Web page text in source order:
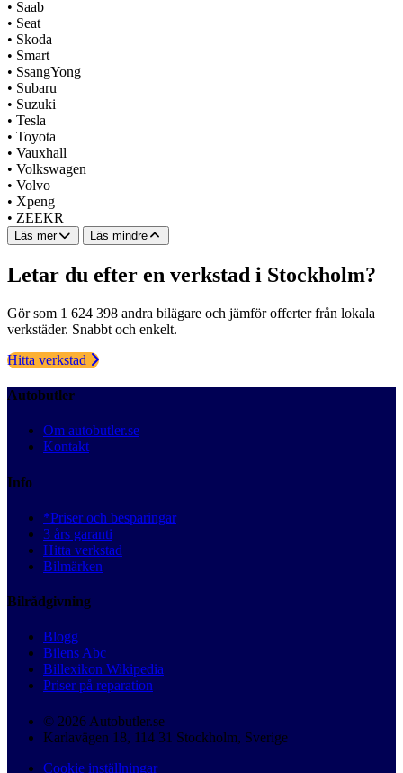
• Saab
• Seat
• Skoda
• Smart
• SsangYong
• Subaru
• Suzuki
• Tesla
• Toyota
• Vauxhall
• Volkswagen
• Volvo
• Xpeng
• ZEEKR
Läs mer Läs mindre
Letar du efter en verkstad i Stockholm?
Gör som 1 624 398 andra bilägare och jämför offerter från lokala
verkstäder. Snabbt och enkelt.
Hitta verkstad
Autobutler
Om autobutler.se
Kontakt
Info
*Priser och besparingar
3 års garanti
Hitta verkstad
Bilmärken
Bilrådgivning
Blogg
Bilens Abc
Billexikon Wikipedia
Priser på reparation
© 2026 Autobutler.se
Karlavägen 18, 114 31 Stockholm, Sverige
Cookie inställningar